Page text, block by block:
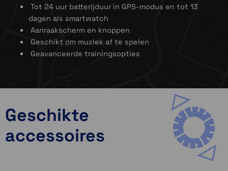
Tot 24 uur batterijduur in GPS-modus en tot 13
dagen als smartwatch
Aanraakscherm en knoppen
Geschikt om muziek af te spelen
Geavanceerde trainingsopties
Geschikte
accessoires